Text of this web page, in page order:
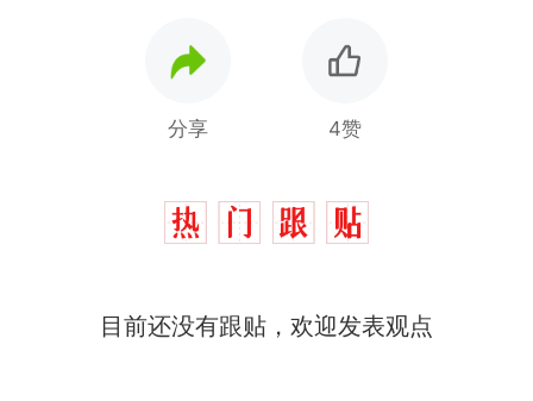
分享 4赞
目前还没有跟贴，欢迎发表观点